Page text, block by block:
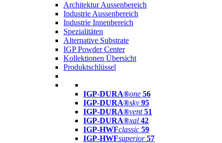
Architektur Aussenbereich
Industrie Aussenbereich
Industrie Innenbereich
Spezialitäten
Alternative Substrate
IGP Powder Center
Kollektionen Übersicht
Produktschlüssel
IGP-DURA®one 56
IGP-DURA®sky 95
IGP-DURA®vent 51
IGP-DURA®xal 42
IGP-HWFclassic 59
IGP-HWFsuperior 57